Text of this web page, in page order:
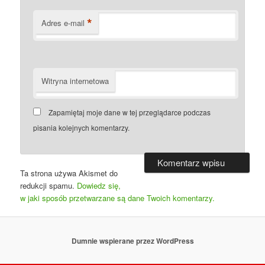
Adres e-mail *
Witryna internetowa
Zapamiętaj moje dane w tej przeglądarce podczas
pisania kolejnych komentarzy.
Ta strona używa Akismet do
redukcji spamu. Dowiedz się,
w jaki sposób przetwarzane są dane Twoich komentarzy.
Dumnie wspierane przez WordPress